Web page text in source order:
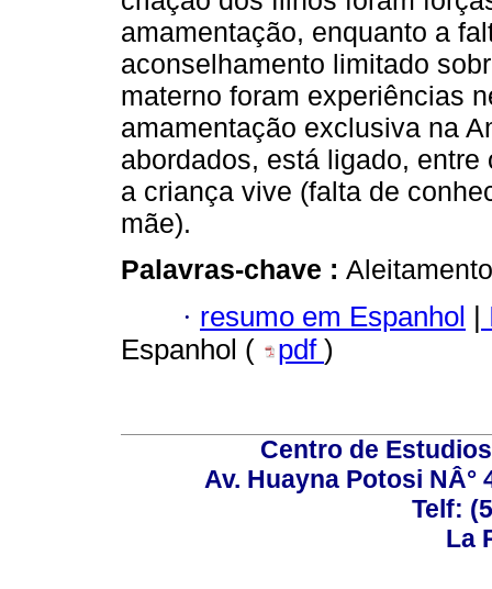
amamentação, enquanto a
aconselhamento limitado
materno foram experiências
amamentação exclusiva na
abordados, está ligado,
a criança vive (falta de
mãe).
Palavras-chave :
· resumo em Espanhol |
Espanhol (
pdf )
Centro de
Av. Huayna Potosi NÂ°
Telf:
La